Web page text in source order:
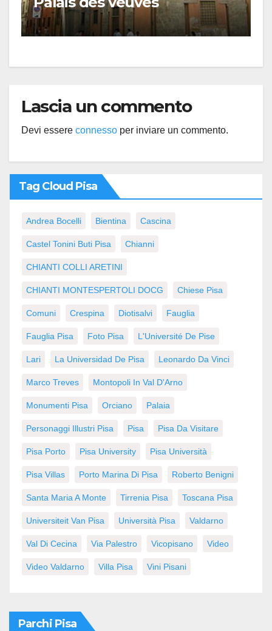
Lascia un commento
Devi essere connesso per inviare un commento.
Tag Cloud Pisa
Andrea Bocelli Bientina Cascina
Castel Tonini Buti Pisa Chianni
CHIANTI COLLI ARETINI
CHIANTI MONTESPERTOLI DOCG Chiese Pisa
Comuni Crespina Diotisalvi Fauglia
Fauglia Pisa Foto Pisa L'Université De Pise
Lari La Universidad De Pisa Leonardo Da Vinci
Marco Treves Montopoli In Val D'Arno
Monumenti Pisa Orciano Palaia
Personaggi Illustri Pisa Pisa Pisa Da Visitare
Pisa Porto Pisa University Pisa Università
Pisa Villas Porto Marina Di Pisa Roberto Benigni
Santa Maria A Monte Tirrenia Pisa Toscana Pisa
Universiteit Van Pisa Università Pisa Valdarno
Val Di Cecina Via Palestro Vicopisano Video
Video Valdarno Villa Pisa Vini Pisani
Parchi Pisa